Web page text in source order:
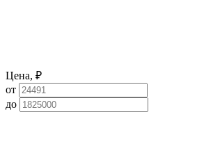
Цена, ₽
от
до